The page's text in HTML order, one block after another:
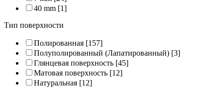
40 mm [1]
Тип поверхности
Полированная [157]
Полуполированный (Лапатированный) [3]
Глянцевая поверхность [45]
Матовая поверхность [12]
Натуральная [12]